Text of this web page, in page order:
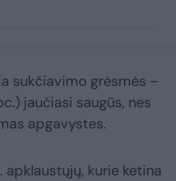
sukčiavimo grėsmės –
jaučiasi saugūs, nes
apgavystes.
kurie ketina